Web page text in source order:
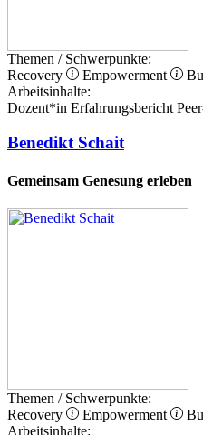
Themen / Schwerpunkte:
Recovery
Empowerment
Arbeitsinhalte:
Dozent*in Erfahrungsbericht
Benedikt Schait
Gemeinsam Genesung erleben
Themen / Schwerpunkte:
Recovery
Empowerment
Arbeitsinhalte: